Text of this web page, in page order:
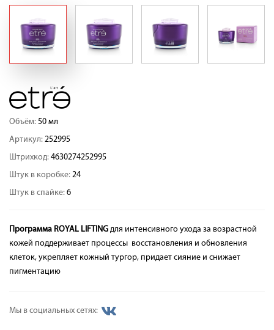
Объём: 50 мл
Артикул: 252995
Штрихкод: 4630274252995
Штук в коробке: 24
Штук в спайке: 6
Программа ROYAL LIFTING для интенсивного ухода за возрастной
кожей поддерживает процессы восстановления и обновления
клеток, укрепляет кожный тургор, придает сияние и снижает
пигментацию
Мы в социальных сетях: